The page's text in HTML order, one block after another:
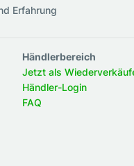
Erfahrung
Händlerbereich
Jetzt als
Händler-Login
FAQ